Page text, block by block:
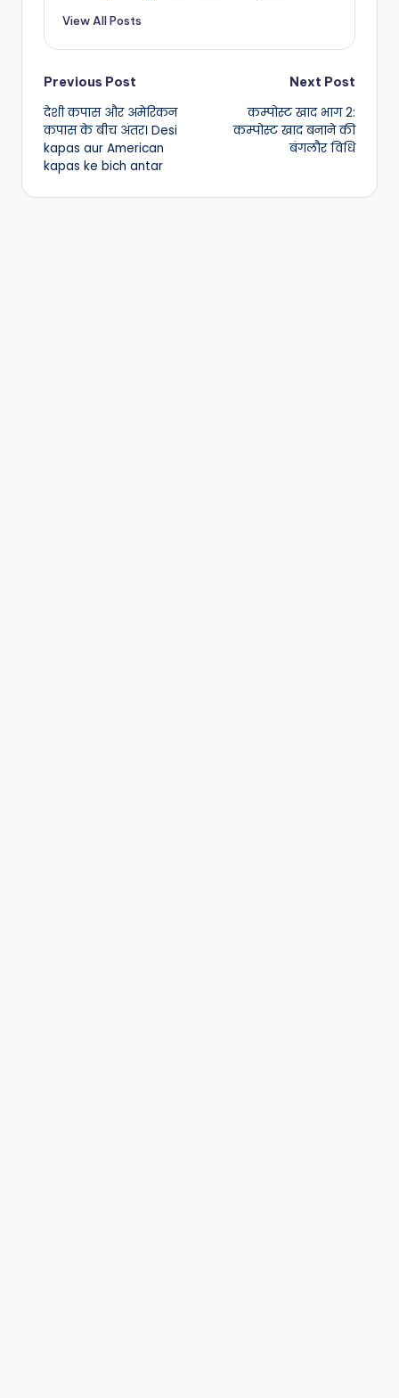
View All Posts
Post
navigation
Previous Post
देशी कपास और अमेरिकन
कपास के बीच अंतर। Desi
kapas aur American
kapas ke bich antar
Next Post
कम्पोस्ट खाद भाग 2:
कम्पोस्ट खाद बनाने की
बंगलौर विधि